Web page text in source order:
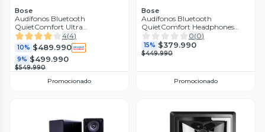
Bose
Audífonos Bluetooth
QuietComfort Ultra
Headphones White
4(4)
10% $489.990
9% $499.990
$549.990
Promocionado
Bose
Audífonos Bluetooth
QuietComfort Headphones
White
0(0)
15% $379.990
$449.990
Promocionado